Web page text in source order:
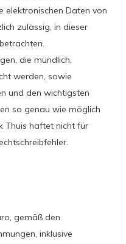
elektronischen Daten von
zulässig, in dieser
die mündlich,
werden, sowie
und den wichtigsten
so genau wie möglich
Thuis haftet nicht für
gemäß den
inklusive